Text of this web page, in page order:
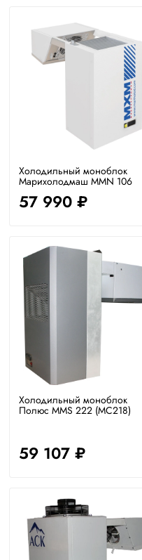
Холодильный моноблок
Марихолодмаш MMN 106
57 990 ₽
Холодильный моноблок
Полюс MMS 222 (MC218)
59 107 ₽